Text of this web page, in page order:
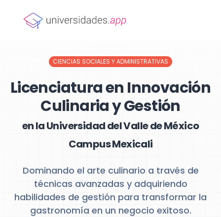
CIENCIAS SOCIALES Y ADMINISTRATIVAS
Licenciatura en Innovación
Culinaria y Gestión
en la Universidad del Valle de México
Campus Mexicali
Dominando el arte culinario a través de
técnicas avanzadas y adquiriendo
habilidades de gestión para transformar la
gastronomía en un negocio exitoso.